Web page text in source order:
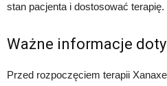
stan pacjenta i dostosować terapię.
Ważne informacje
Przed rozpoczęciem terapii